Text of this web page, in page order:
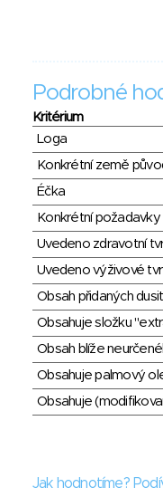
Podrobné
Kritérium
Loga
Konkrétní země
Éčka
Konkrétní požadavky
Uvedeno zdravotní
Uvedeno výživové
Obsah přidaných
Obsahuje složku
Obsah blíže
Obsahuje palmový
Obsahuje
Jak hodnotíme?